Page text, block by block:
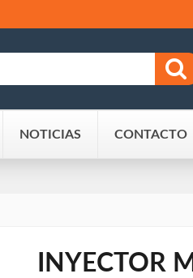
NOTICIAS CONTACTO
INYECTOR